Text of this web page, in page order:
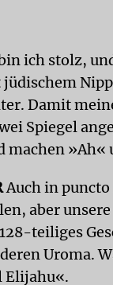
ich stolz,
Damit
Spiegel
machen »Ah«
Auch in puncto
aber
teiliges
Uroma.
Elijahu«.